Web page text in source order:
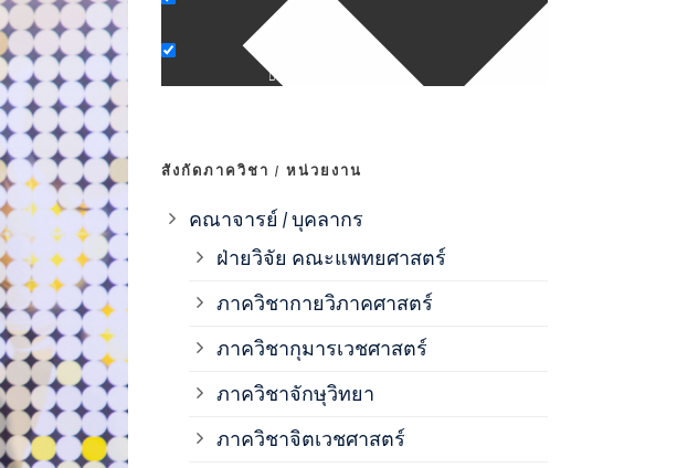
สังกัดภาควิชา / หน่วยงาน
คณาจารย์ / บุคลากร
ฝ่ายวิจัย คณะแพทยศาสตร์
ภาควิชากายวิภาคศาสตร์
ภาควิชากุมารเวชศาสตร์
ภาควิชาจักษุวิทยา
ภาควิชาจิตเวชศาสตร์